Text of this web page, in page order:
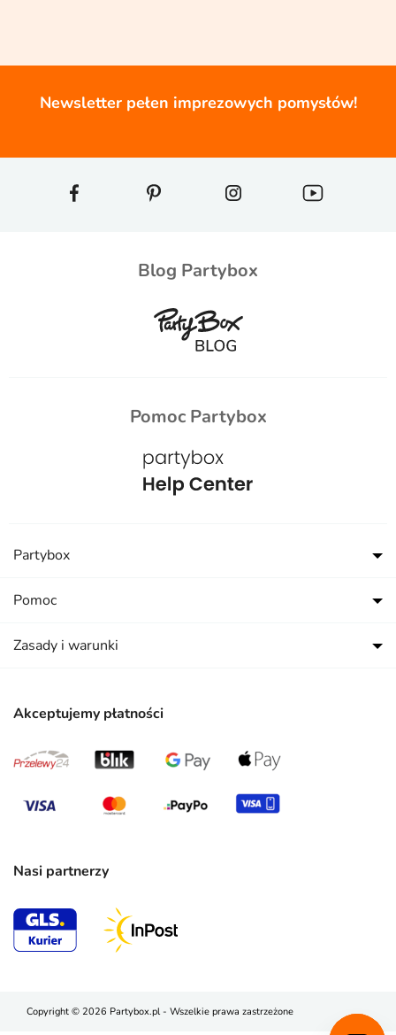
Newsletter pełen imprezowych pomysłów!
Blog Partybox
Pomoc Partybox
Akceptujemy płatności
Nasi partnerzy
Partybox
Pomoc
Zasady i warunki
Copyright © 2026 Partybox.pl - Wszelkie prawa zastrzeżone